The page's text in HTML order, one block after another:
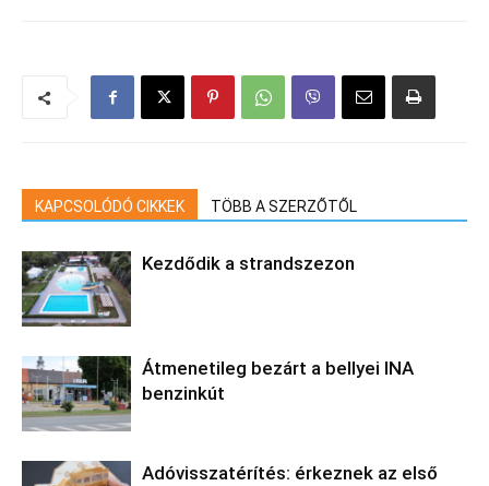
KAPCSOLÓDÓ CIKKEK TÖBB A SZERZŐTŐL
Kezdődik a strandszezon
Átmenetileg bezárt a bellyei INA
benzinkút
Adóvisszatérítés: érkeznek az első